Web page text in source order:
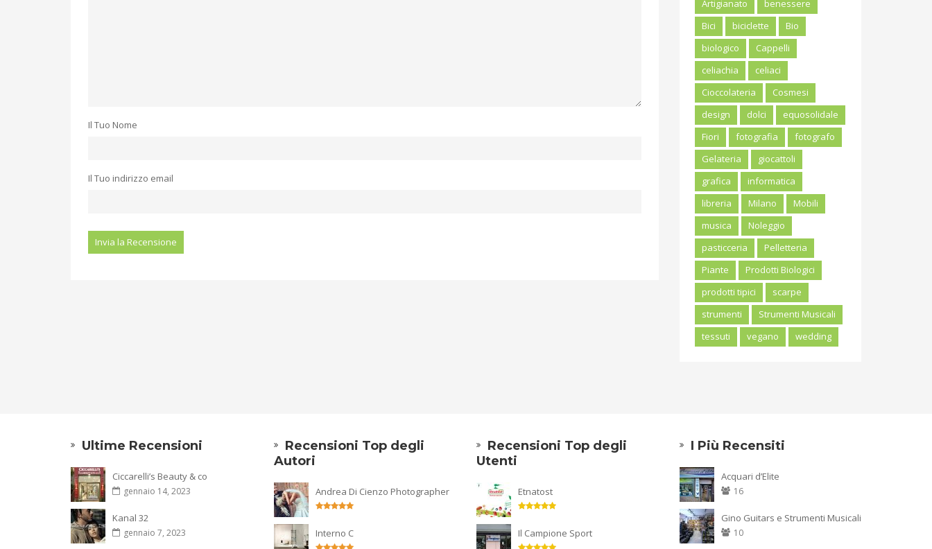
Il Tuo Nome
Il Tuo indirizzo email
Artigianato
benessere
Bici
biciclette
Bio
biologico
Cappelli
celiachia
celiaci
Cioccolateria
Cosmesi
design
dolci
equosolidale
Fiori
fotografia
fotografo
Gelateria
giocattoli
grafica
informatica
libreria
Milano
Mobili
musica
Noleggio
pasticceria
Pelletteria
Piante
Prodotti Biologici
prodotti tipici
scarpe
strumenti
Strumenti Musicali
tessuti
vegano wedding
Ultime Recensioni
Ciccarelli’s Beauty & co
gennaio 14, 2023
Kanal 32
gennaio 7, 2023
Recensioni Top degli
Autori
Andrea Di Cienzo Photographer
Interno C
Recensioni Top degli
Utenti
Etnatost
Il Campione Sport
I Più Recensiti
Acquari d’Elite
16
Gino Guitars e Strumenti Musicali
10